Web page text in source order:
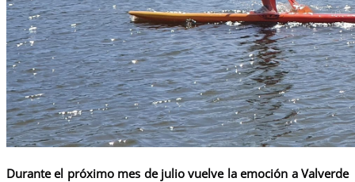
Durante el próximo mes de julio vuelve la emoción a Valverde